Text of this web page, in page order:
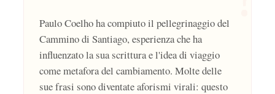
Paulo Coelho ha compiuto il pellegrinaggio del
Cammino di Santiago, esperienza che ha
influenzato la sua scrittura e l'idea di viaggio
come metafora del cambiamento. Molte delle
sue frasi sono diventate aforismi virali: questo